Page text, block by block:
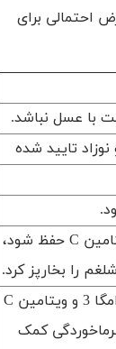
احتمالی برای
با عسل نباشد.
تایید شده
بهتر است شلغم را خام مصرف کنید تا خواص ویتامین C حفظ شود،
را بخارپز کرد.
درمان موثر برای سرماخوردگی، حاوی ویتامین K، امگا 3 و ویتامین C
کمک